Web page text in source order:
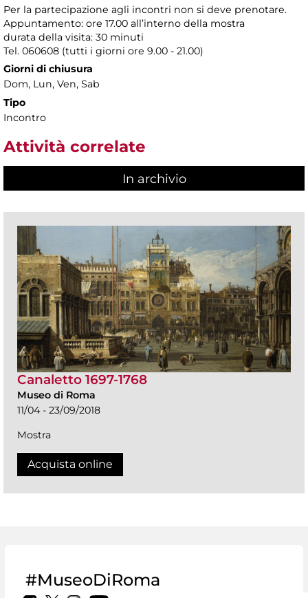
Per la partecipazione agli incontri non si deve prenotare.
Appuntamento: ore 17.00 all’interno della mostra
durata della visita: 30 minuti
Tel. 060608 (tutti i giorni ore 9.00 - 21.00)
Giorni di chiusura
Dom, Lun, Ven, Sab
Tipo
Incontro
Attività correlate
In archivio
Canaletto 1697-1768
Museo di Roma
11/04 - 23/09/2018
Mostra
Acquista online
#MuseoDiRoma